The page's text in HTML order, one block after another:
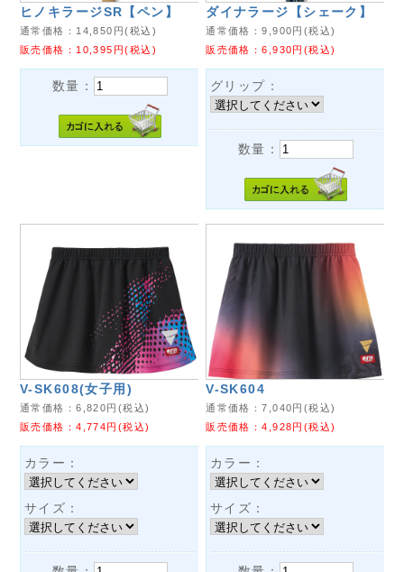
ヒノキラージSR【ペン】
通常価格： 14,850 円(税込)
販売価格： 10,395 円(税込)
数量：
ダイナラージ【シェーク】
通常価格：9,900 円(税込)
販売価格：6,930 円(税込)
グリップ：
数量：
V-SK608(女子用)
通常価格：6,820円(税込)
販売価格：4,774円(税込)
カラー：
サイズ：
V-SK604
通常価格：7,040円(税込)
販売価格：4,928円(税込)
カラー：
サイズ：